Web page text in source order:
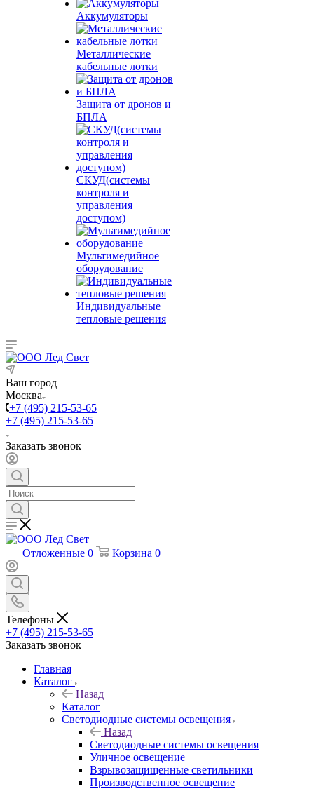
Аккумуляторы
Металлические
кабельные лотки
Защита от дронов и
БПЛА
СКУД(системы
контроля и
управления
доступом)
Мультимедийное
оборудование
Индивидуальные
тепловые решения
Ваш город
Москва
+7 (495) 215-53-65
+7 (495) 215-53-65
Заказать звонок
Отложенные 0 Корзина 0
Телефоны
+7 (495) 215-53-65
Заказать звонок
Главная
Каталог
Назад
Каталог
Светодиодные системы освещения
Назад
Светодиодные системы освещения
Уличное освещение
Взрывозащищенные светильники
Производственное освещение